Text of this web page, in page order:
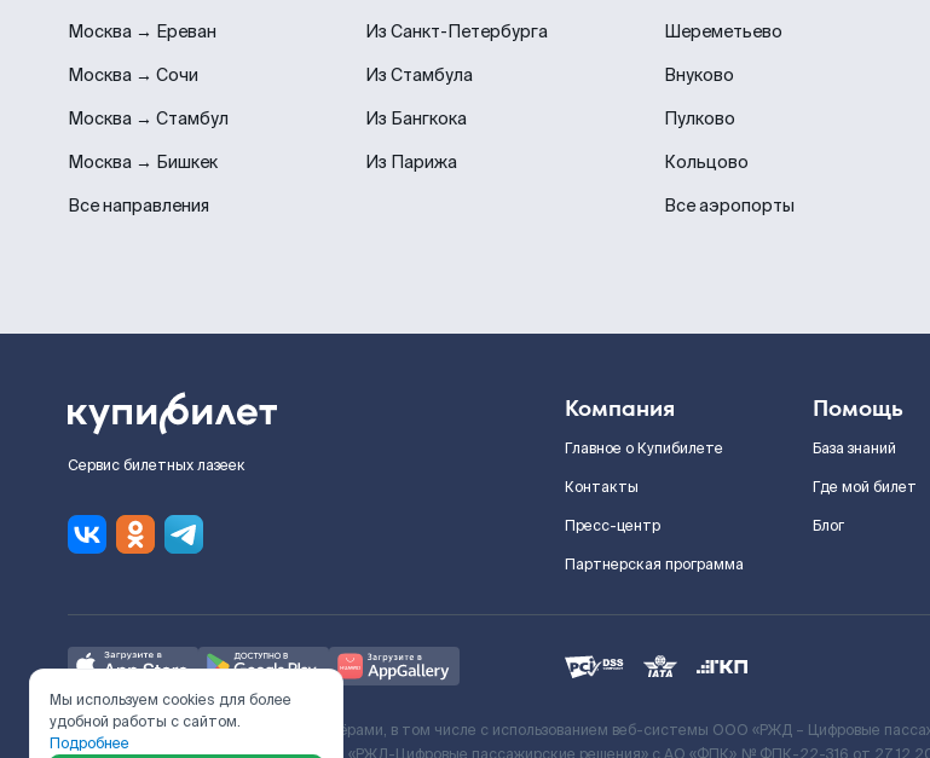
Москва → Ереван
Москва → Сочи
Москва → Стамбул
Москва → Бишкек
Все направления
Из Санкт-Петербурга
Из Стамбула
Из Бангкока
Из Парижа
Шереметьево
Внуково
Пулково
Кольцово
Все аэропорты
Сервис билетных лазеек
Компания
Главное о Купибилете
Контакты
Пресс-центр
Партнерская программа
Помощь
База знаний
Где мой билет
Блог
Ж/Д билеты предоставляются партнёрами, в том числе с использованием веб-системы ООО «РЖД – Цифровые
Мы используем cookies для более
удобной работы с сайтом.
Подробнее